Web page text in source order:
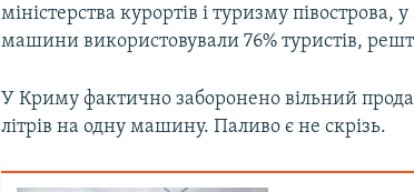
міністерства курортів і туризму півострова,
машини використовували 76% туристів,
У Криму фактично заборонено вільний
літрів на одну машину. Паливо є не скрізь.